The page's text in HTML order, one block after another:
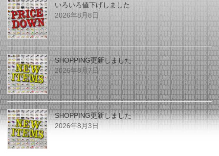
いろいろ値下げしました
2026年8月8日
SHOPPING更新しました
2026年8月7日
SHOPPING更新しました
2026年8月3日